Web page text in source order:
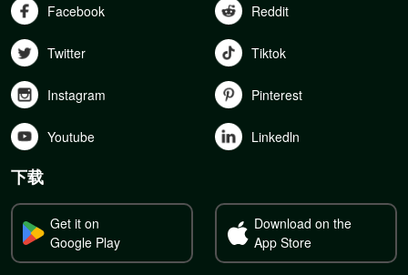
Facebook Reddit
Twitter Tiktok
Instagram Pinterest
Youtube Linkedln
下载
Get it on
Google Play
Download on the
App Store